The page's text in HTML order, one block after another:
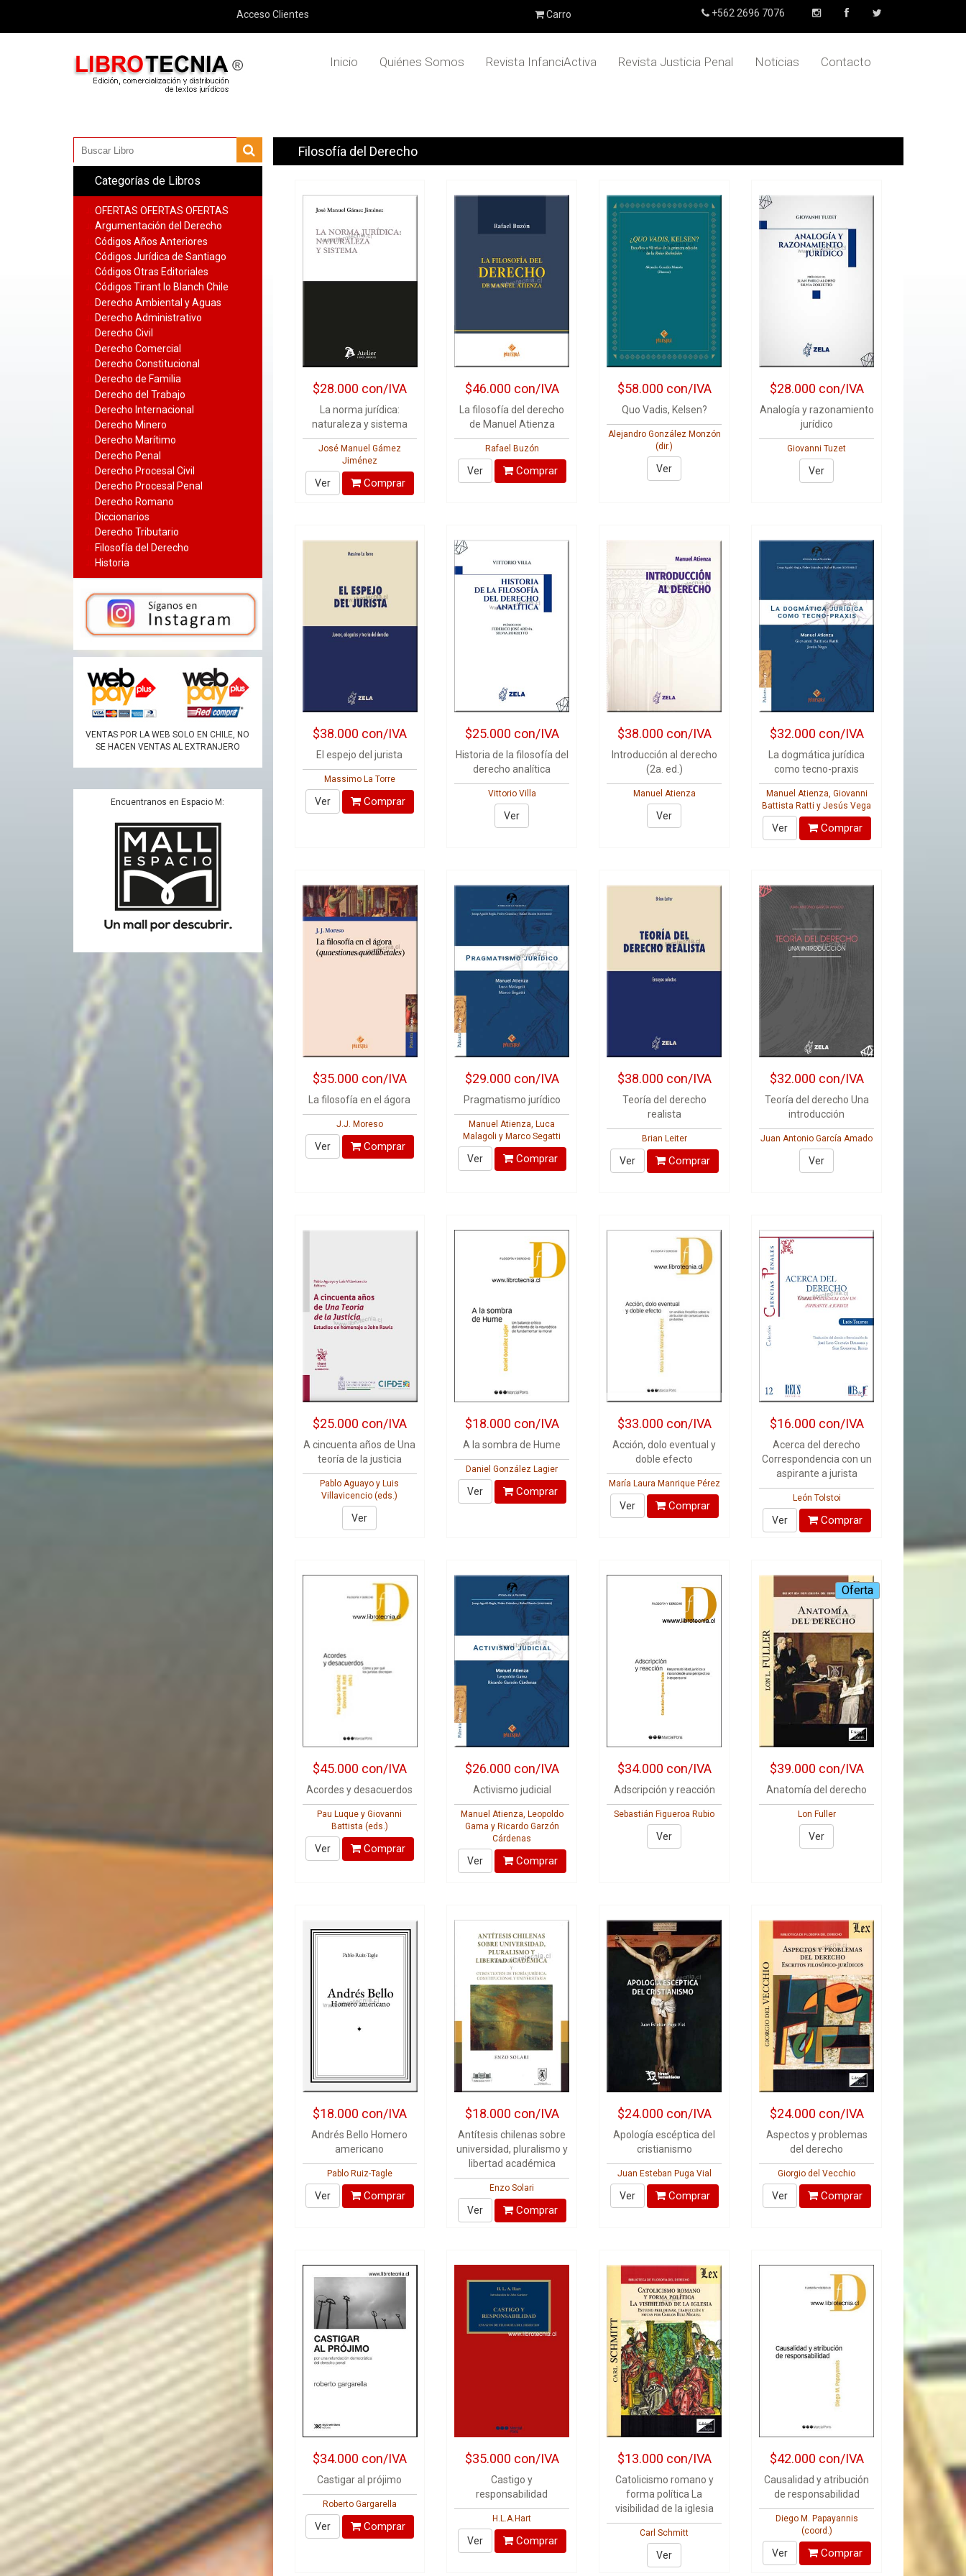
Acceso Clientes Carro +562 2696 7076
Inicio Quiénes Somos Revista InfanciActiva Revista Justicia Penal Noticias Contacto
Categorías de Libros
OFERTAS OFERTAS OFERTAS
Argumentación del Derecho
Códigos Años Anteriores
Códigos Jurídica de Santiago
Códigos Otras Editoriales
Códigos Tirant lo Blanch Chile
Derecho Ambiental y Aguas
Derecho Administrativo
Derecho Civil
Derecho Comercial
Derecho Constitucional
Derecho de Familia
Derecho del Trabajo
Derecho Internacional
Derecho Minero
Derecho Marítimo
Derecho Penal
Derecho Procesal Civil
Derecho Procesal Penal
Derecho Romano
Diccionarios
Derecho Tributario
Filosofía del Derecho
Historia
VENTAS POR LA WEB SOLO EN CHILE, NO
SE HACEN VENTAS AL EXTRANJERO
Encuentranos en Espacio M:
Filosofía del Derecho
$28.000 con/IVA
La norma jurídica:
naturaleza y sistema
José Manuel Gámez
Jiménez
Ver Comprar
$46.000 con/IVA
La filosofía del derecho
de Manuel Atienza
Rafael Buzón
Ver Comprar
$58.000 con/IVA
Quo Vadis, Kelsen?
Alejandro González Monzón
(dir.)
Ver
$28.000 con/IVA
Analogía y razonamiento
jurídico
Giovanni Tuzet
Ver
$38.000 con/IVA
El espejo del jurista
Massimo La Torre
Ver Comprar
$25.000 con/IVA
Historia de la filosofía del
derecho analítica
Vittorio Villa
Ver
$38.000 con/IVA
Introducción al derecho
(2a. ed.)
Manuel Atienza
Ver
$32.000 con/IVA
La dogmática jurídica
como tecno-praxis
Manuel Atienza, Giovanni
Battista Ratti y Jesús Vega
Ver Comprar
$35.000 con/IVA
La filosofía en el ágora
J.J. Moreso
Ver Comprar
$29.000 con/IVA
Pragmatismo jurídico
Manuel Atienza, Luca
Malagoli y Marco Segatti
Ver Comprar
$38.000 con/IVA
Teoría del derecho
realista
Brian Leiter
Ver Comprar
$32.000 con/IVA
Teoría del derecho Una
introducción
Juan Antonio García Amado
Ver
$25.000 con/IVA
A cincuenta años de Una
teoría de la justicia
Pablo Aguayo y Luis
Villavicencio (eds.)
Ver
$18.000 con/IVA
A la sombra de Hume
Daniel González Lagier
Ver Comprar
$33.000 con/IVA
Acción, dolo eventual y
doble efecto
María Laura Manrique Pérez
Ver Comprar
$16.000 con/IVA
Acerca del derecho
Correspondencia con un
aspirante a jurista
León Tolstoi
Ver Comprar
$45.000 con/IVA
Acordes y desacuerdos
Pau Luque y Giovanni
Battista (eds.)
Ver Comprar
$26.000 con/IVA
Activismo judicial
Manuel Atienza, Leopoldo
Gama y Ricardo Garzón
Cárdenas
Ver Comprar
$34.000 con/IVA
Adscripción y reacción
Sebastián Figueroa Rubio
Ver
$39.000 con/IVA
Anatomía del derecho
Lon Fuller
Ver
$18.000 con/IVA
Andrés Bello Homero
americano
Pablo Ruiz-Tagle
Ver Comprar
$18.000 con/IVA
Antítesis chilenas sobre
universidad, pluralismo y
libertad académica
Enzo Solari
Ver Comprar
$24.000 con/IVA
Apología escéptica del
cristianismo
Juan Esteban Puga Vial
Ver Comprar
$24.000 con/IVA
Aspectos y problemas
del derecho
Giorgio del Vecchio
Ver Comprar
$34.000 con/IVA
Castigar al prójimo
Roberto Gargarella
Ver Comprar
$35.000 con/IVA
Castigo y
responsabilidad
H.L.A.Hart
Ver Comprar
$13.000 con/IVA
Catolicismo romano y
forma política La
visibilidad de la iglesia
Carl Schmitt
Ver
$42.000 con/IVA
Causalidad y atribución
de responsabilidad
Diego M. Papayannis
(coord.)
Ver Comprar